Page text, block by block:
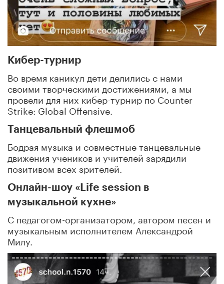
Кибер-турнир
Во время каникул дети делились с нами
своими творческими достижениями, а мы
провели для них кибер-турнир по Counter
Strike: Global Offensive.
Танцевальный флешмоб
Бодрая музыка и совместные танцевальные
движения учеников и учителей зарядили
позитивом всех зрителей.
Онлайн-шоу «Life session в
музыкальной кухне»
С педагогом-организатором, автором песен и
музыкальным исполнителем Александрой
Милу.